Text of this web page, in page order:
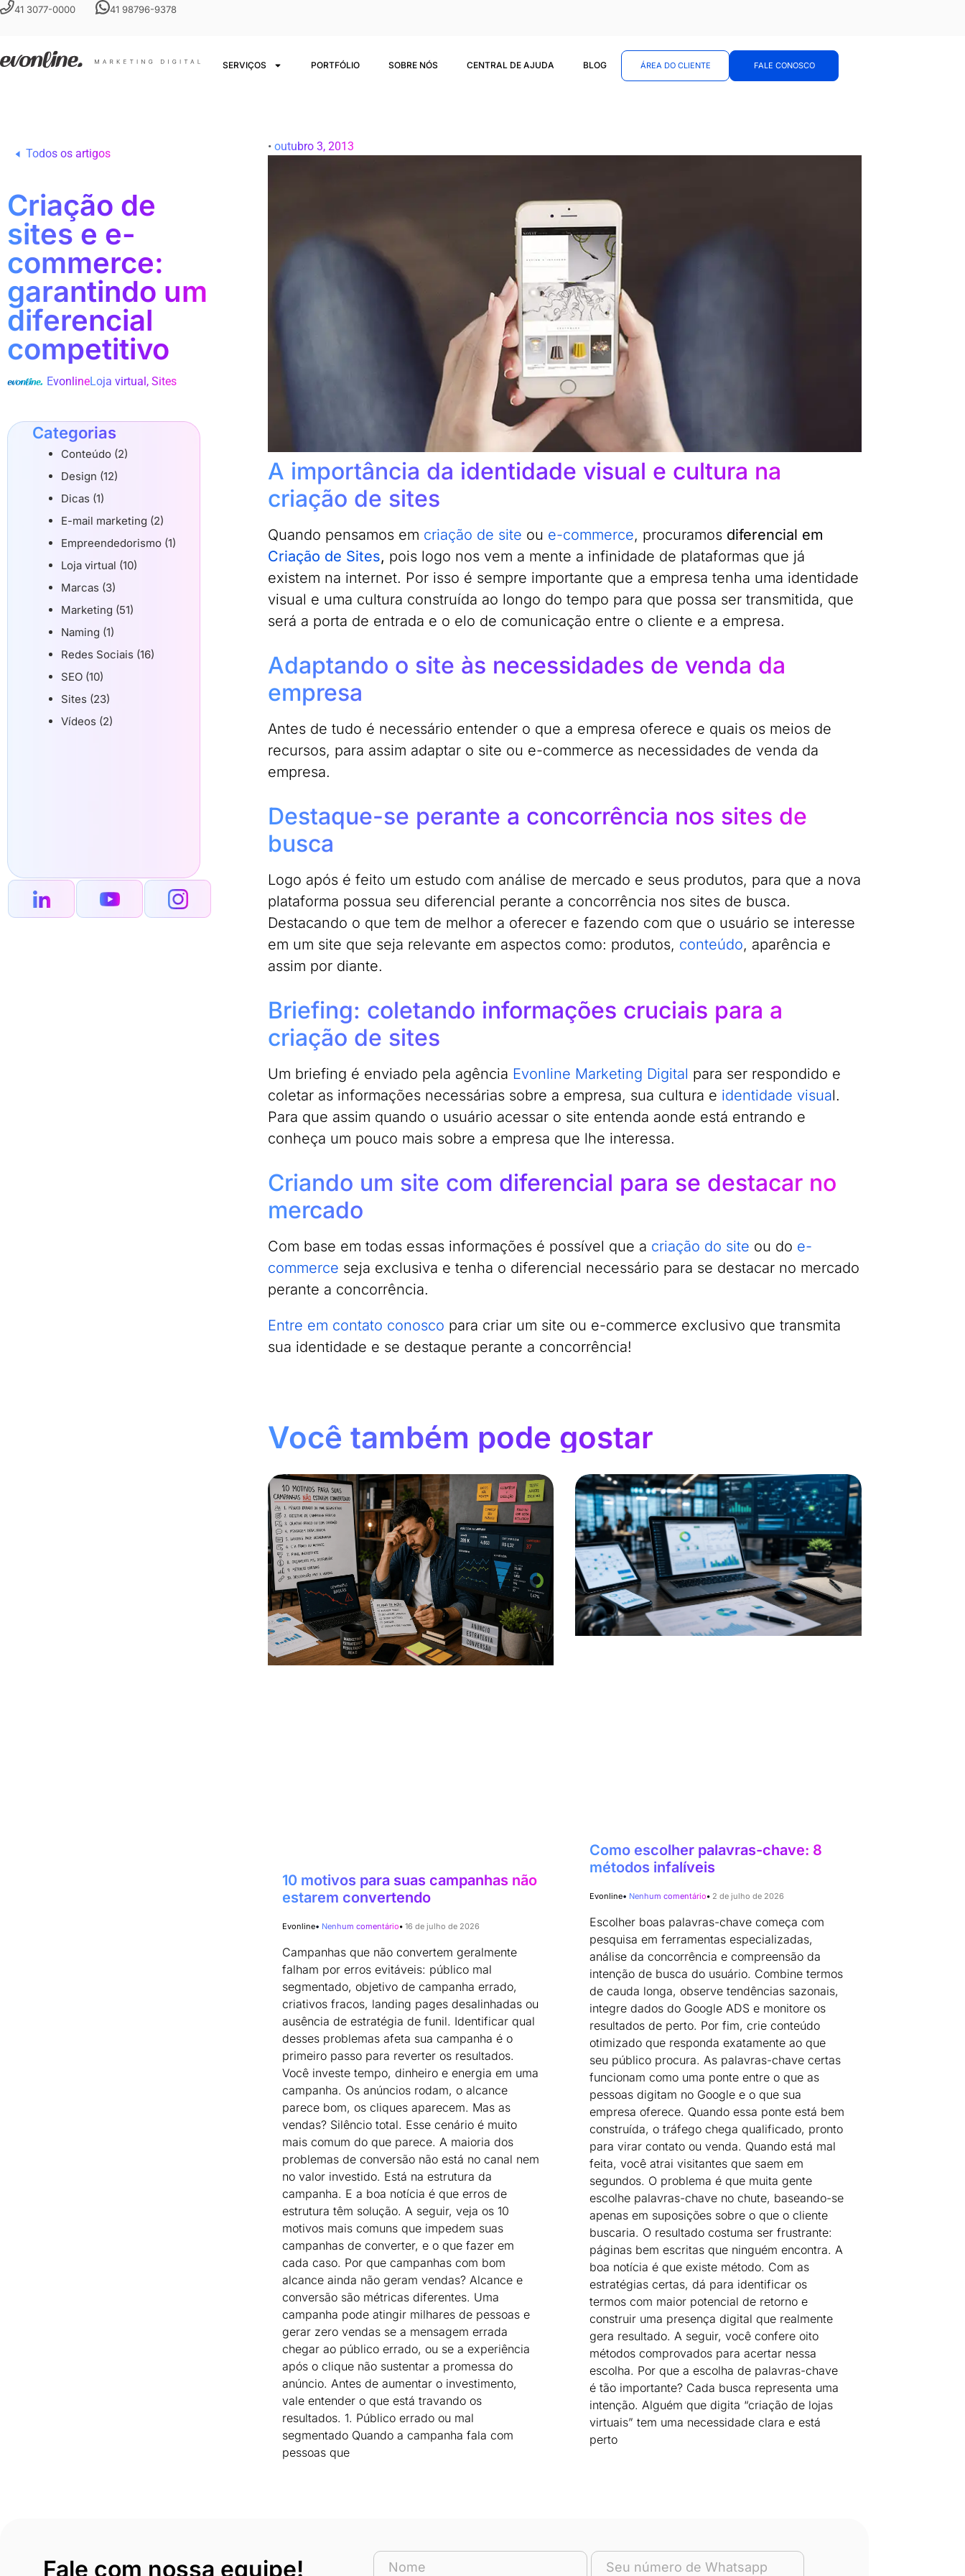
41 3077-0000 41 98796-9378
SERVIÇOS PORTFÓLIO SOBRE NÓS CENTRAL DE AJUDA BLOG ÁREA DO CLIENTE FALE CONOSCO
Todos os artigos
Criação de
sites e e-
commerce:
garantindo um
diferencial
competitivo
EvonlineLoja virtual, Sites
Categorias
Conteúdo (2)
Design (12)
Dicas (1)
E-mail marketing (2)
Empreendedorismo (1)
Loja virtual (10)
Marcas (3)
Marketing (51)
Naming (1)
Redes Sociais (16)
SEO (10)
Sites (23)
Vídeos (2)
• outubro 3, 2013
A importância da identidade visual e cultura na
criação de sites
Quando pensamos em criação de site ou e-commerce, procuramosdiferencial em
Criação de Sites, pois logo nos vem a mente a infinidade de plataformas que já
existem na internet. Por isso é sempre importante que a empresa tenha uma identidade
visual e uma cultura construída ao longo do tempo para que possa ser transmitida, que
será a porta de entrada e o elo de comunicação entre o cliente e a empresa.
Adaptando o site às necessidades de venda da
empresa
Antes de tudo é necessário entender o que a empresa oferece e quais os meios de
recursos, para assim adaptar o site ou e-commerce as necessidades de venda da
empresa.
Destaque-se perante a concorrência nos sites de
busca
Logo após é feito um estudo com análise de mercado e seus produtos, para que a nova
plataforma possua seu diferencial perante a concorrência nos sites de busca.
Destacando o que tem de melhor a oferecer e fazendo com que o usuário se interesse
em um site que seja relevante em aspectos como: produtos, conteúdo, aparência e
assim por diante.
Briefing: coletando informações cruciais para a
criação de sites
Um briefing é enviado pela agência Evonline Marketing Digital para ser respondido e
coletar as informações necessárias sobre a empresa, sua cultura e identidade visual.
Para que assim quando o usuário acessar o site entenda aonde está entrando e
conheça um pouco mais sobre a empresa que lhe interessa.
Criando um site com diferencial para se destacar no
mercado
Com base em todas essas informações é possível que a criação do site ou do e-
commerce seja exclusiva e tenha o diferencial necessário para se destacar no mercado
perante a concorrência.
Entre em contato conosco para criar um site ou e-commerce exclusivo que transmita
sua identidade e se destaque perante a concorrência!
Você também pode gostar
10 motivos para suas campanhas não
estarem convertendo
Evonline 16 de julho de 2026
Nenhum comentário
Campanhas que não convertem geralmente
falham por erros evitáveis: público mal
segmentado, objetivo de campanha errado,
criativos fracos, landing pages desalinhadas ou
ausência de estratégia de funil. Identificar qual
desses problemas afeta sua campanha é o
primeiro passo para reverter os resultados.
Você investe tempo, dinheiro e energia em uma
campanha. Os anúncios rodam, o alcance
parece bom, os cliques aparecem. Mas as
vendas? Silêncio total. Esse cenário é muito
mais comum do que parece. A maioria dos
problemas de conversão não está no canal nem
no valor investido. Está na estrutura da
campanha. E a boa notícia é que erros de
estrutura têm solução. A seguir, veja os 10
motivos mais comuns que impedem suas
campanhas de converter, e o que fazer em
cada caso. Por que campanhas com bom
alcance ainda não geram vendas? Alcance e
conversão são métricas diferentes. Uma
campanha pode atingir milhares de pessoas e
gerar zero vendas se a mensagem errada
chegar ao público errado, ou se a experiência
após o clique não sustentar a promessa do
anúncio. Antes de aumentar o investimento,
vale entender o que está travando os
resultados. 1. Público errado ou mal
segmentado Quando a campanha fala com
pessoas que
Como escolher palavras-chave: 8
métodos infalíveis
Evonline 2 de julho de 2026
Nenhum comentário
Escolher boas palavras-chave começa com
pesquisa em ferramentas especializadas,
análise da concorrência e compreensão da
intenção de busca do usuário. Combine termos
de cauda longa, observe tendências sazonais,
integre dados do Google ADS e monitore os
resultados de perto. Por fim, crie conteúdo
otimizado que responda exatamente ao que
seu público procura. As palavras-chave certas
funcionam como uma ponte entre o que as
pessoas digitam no Google e o que sua
empresa oferece. Quando essa ponte está bem
construída, o tráfego chega qualificado, pronto
para virar contato ou venda. Quando está mal
feita, você atrai visitantes que saem em
segundos. O problema é que muita gente
escolhe palavras-chave no chute, baseando-se
apenas em suposições sobre o que o cliente
buscaria. O resultado costuma ser frustrante:
páginas bem escritas que ninguém encontra. A
boa notícia é que existe método. Com as
estratégias certas, dá para identificar os
termos com maior potencial de retorno e
construir uma presença digital que realmente
gera resultado. A seguir, você confere oito
métodos comprovados para acertar nessa
escolha. Por que a escolha de palavras-chave
é tão importante? Cada busca representa uma
intenção. Alguém que digita “criação de lojas
virtuais” tem uma necessidade clara e está
perto
Fale com nossa equipe!